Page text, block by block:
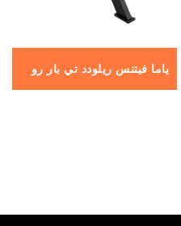
ياما فيتنس ريلودد تي بار رو